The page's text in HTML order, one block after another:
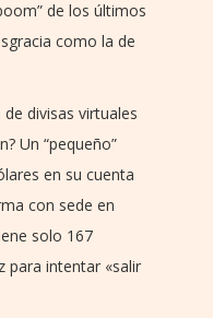
de los últimos
como la de
divisas virtuales
Un “pequeño”
en su cuenta
con sede en
solo 167
para intentar «salir